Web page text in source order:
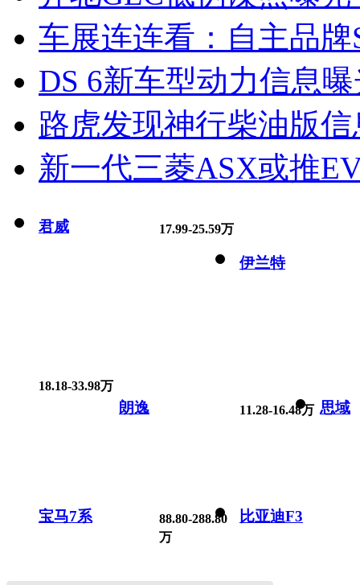
车展连连看：自主品牌
DS 6新车型动力信息
路虎发现神行柴油版
新一代三菱ASX或推
君威 17.99-25.59万
伊兰特
18.18-33.98万
朗逸 11.28-16.48万 思域
宝马7系
88.80-288.80
万
比亚迪F3